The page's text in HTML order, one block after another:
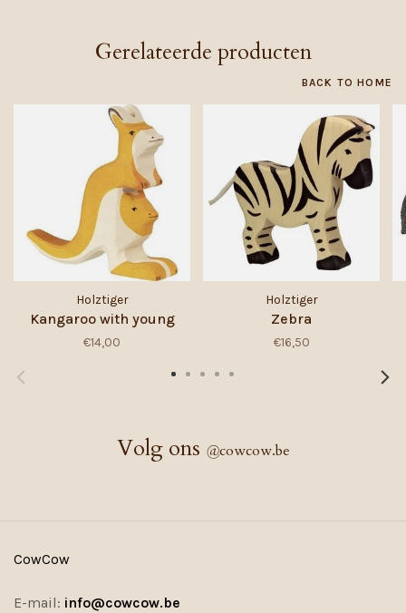
Gerelateerde producten
BACK TO HOME
Holztiger
Kangaroo with young
€14,00
Holztiger
Zebra
€16,50
Volg ons @cowcow.be
CowCow
E-mail: info@cowcow.be